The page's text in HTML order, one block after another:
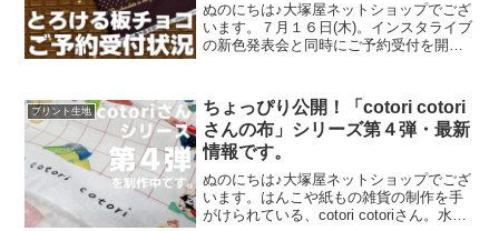
ぬのにちは♪大塚屋ネットショップでござ
います。７月１６日(木)。インスタライブ
の新色発表会と同時にご予約受付を開始
ョン。「復刻カラー３色」と「新色３
色」の全６色にて展
プリント生地
ちょっぴり公開！「cotori cotori
さんの布」シリーズ第４弾・最新
情報です。
ぬのにちは♪大塚屋ネットショップでござ
います。はんこや紙もの雑貨の制作を手
がけられている、cotori cotoriさん。水彩